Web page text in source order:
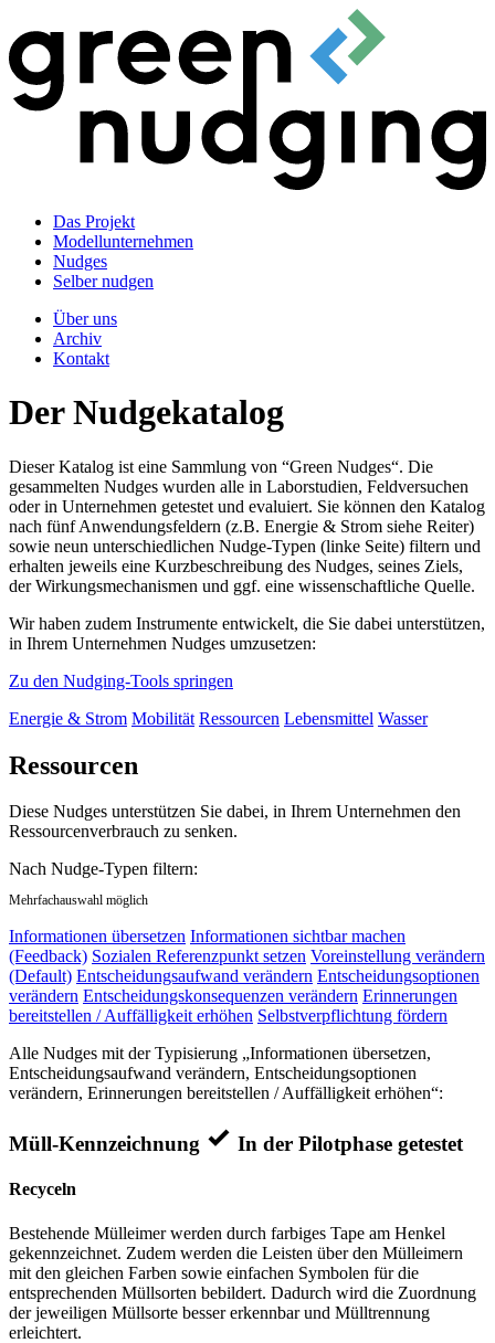
Das Projekt
Modellunternehmen
Nudges
Selber nudgen
Über uns
Archiv
Kontakt
Der Nudgekatalog
Dieser Katalog ist eine Sammlung von “Green Nudges“. Die
gesammelten Nudges wurden alle in Laborstudien, Feldversuchen
oder in Unternehmen getestet und evaluiert. Sie können den Katalog
nach fünf Anwendungsfeldern (z.B. Energie & Strom siehe Reiter)
sowie neun unterschiedlichen Nudge-Typen (linke Seite) filtern und
erhalten jeweils eine Kurzbeschreibung des Nudges, seines Ziels,
der Wirkungsmechanismen und ggf. eine wissenschaftliche Quelle.
Wir haben zudem Instrumente entwickelt, die Sie dabei unterstützen,
in Ihrem Unternehmen Nudges umzusetzen:
Zu den Nudging-Tools springen
Energie & Strom Mobilität Ressourcen Lebensmittel Wasser
Ressourcen
Diese Nudges unterstützen Sie dabei, in Ihrem Unternehmen den
Ressourcenverbrauch zu senken.
Nach Nudge-Typen filtern:
Mehrfachauswahl möglich
Informationen übersetzen Informationen sichtbar machen
(Feedback) Sozialen Referenzpunkt setzen Voreinstellung verändern
(Default) Entscheidungsaufwand verändern Entscheidungsoptionen
verändern Entscheidungskonsequenzen verändern Erinnerungen
bereitstellen / Auffälligkeit erhöhen Selbstverpflichtung fördern
Alle Nudges mit der Typisierung „Informationen übersetzen,
Entscheidungsaufwand verändern, Entscheidungsoptionen
verändern, Erinnerungen bereitstellen / Auffälligkeit erhöhen“:
Müll-Kennzeichnung In der Pilotphase getestet
Recyceln
Bestehende Mülleimer werden durch farbiges Tape am Henkel
gekennzeichnet. Zudem werden die Leisten über den Mülleimern
mit den gleichen Farben sowie einfachen Symbolen für die
entsprechenden Müllsorten bebildert. Dadurch wird die Zuordnung
der jeweiligen Müllsorte besser erkennbar und Mülltrennung
erleichtert.